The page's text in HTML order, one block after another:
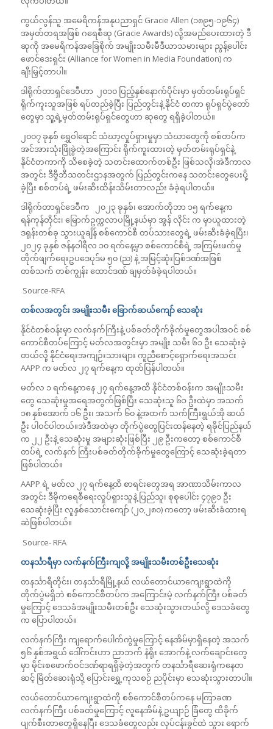
ကွယ်လွန်သူ အမေရိကန်အနုပညာရှင် Gracie Allen (၁၈၉၅-၁၉၆၄)
အမှတ်တရအဖြစ် ဂရေစီဆု (Gracie Awards) လို့အမည်ပေးထားတဲ့ ဒီ
ဆုကို အမေရိကန်အခြေစိုက် အမျိုးသမီးမီဒီယာသမားများ ညွန့်ပေါင်း
ဖောင်ဒေးရှင်း (Alliance for Women in Media Foundation) က
ချီးမြှင့်တာပါ။
ဒါရိုက်တာရှင်ဒေဝီဟာ ၂၀၁၀ ပြည့်နှစ်နောက်ပိုင်းမှာ မှတ်တမ်းရုပ်ရှင်
ရိုက်ကူးသူအဖြစ် ရပ်တည်ခဲ့ပြီး ပြည်တွင်းနဲ့ နိုင်ငံ တကာ ရုပ်ရှင်ပွဲတော်
တွေမှာ သူ့ရဲ့မှတ်တမ်းရုပ်ရှင်တွေဟာ ဆုတွေ ရရှိခဲ့ပါတယ်။
၂၀၀၇ ခုနှစ် ရွှေဝါရောင် သံဃာ့လှုပ်ရှားမှုမှာ သံဃာတွေကို စစ်တပ်က
အင်အားသုံးဖြိုခွဲတဲ့အကြောင်း ရိုက်ကူးထားတဲ့ မှတ်တမ်းရုပ်ရှင်နဲ့
နိုင်ငံတကာကို သိစေခဲ့တဲ့ သတင်းထောက်တစ်ဦး ဖြစ်သလို၊အဲဒီကာလ
အတွင်း ဒီဗွီဘီသတင်းဌာနအတွက် ပြည်တွင်းကနေ သတင်းတွေပေးပို့
ခဲ့ပြီး စစ်တပ်ရဲ့ ဖမ်းဆီးထိန်းသိမ်းတာလည်း ခံခဲ့ရပါတယ်။
ဒါရိုက်တာရှင်ဒေဝီက ၂၀၂၃ ခုနှစ်၊ အောက်တိုဘာ ၁၅ ရက်နေ့က
ရန်ကုန်တိုင်း၊ မြောက်ဥက္ကလာပမြို့နယ်မှာ အွန် လိုင်း က မှာယူထားတဲ့
ဒရုန်းတစ်ခု သွားယူချိန် စစ်ကောင်စီ တပ်သားတွေရဲ့ ဖမ်းဆီးခံခဲ့ရပြီး၊
၂၀၂၄ ခုနှစ် ဇန်နဝါရီလ ၁၀ ရက်နေ့မှာ စစ်ကောင်စီရဲ့ အကြမ်းဖက်မှု
တိုက်ဖျက်ရေးဥပဒေပုဒ်မ ၅၀ (ည) နဲ့ အမြင့်ဆုံးပြစ်ဒဏ်အဖြစ်
တစ်သက် တစ်ကျွန်း ထောင်ဒဏ် ချမှတ်ခံခဲ့ရပါတယ်။
Source-RFA
တစ်လအတွင်း အမျိုးသမီး ခြောက်ဆယ်ကျော် သေဆုံး
နိုင်ငံတစ်ဝန်းမှာ လက်နက်ကြီးနဲ့ ပစ်ခတ်တိုက်ခိုက်မှုတွေအပါအဝင် စစ်
ကောင်စီတပ်ကြောင့် မတ်လအတွင်းမှာ အမျိုး သမီး ၆၁ ဦး သေဆုံးခဲ့
တယ်လို့ နိုင်ငံရေးအကျဉ်းသားများ ကူညီစောင့်ရှောက်ရေးအသင်း
AAPP က မတ်လ ၂၇ ရက်နေ့က ထုတ်ပြန်ပါတယ်။
မတ်လ ၁ ရက်နေ့ကနေ ၂၇ ရက်နေ့အထိ နိုင်ငံတစ်ဝန်းက အမျိုးသမီး
တွေ သေဆုံးမှုအရေအတွက်ဖြစ်ပြီး သေဆုံးသူ ၆၁ ဦးထဲမှာ အသက်
၁၈ နှစ်အောက် ၁၆ ဦး၊ အသက် ၆၀ နဲ့အထက် သက်ကြီးရွယ်အို ဆယ်
ဦး ပါဝင်ပါတယ်။အဲဒီအထဲမှာ တိုက်ပွဲတွေပြင်းထန်နေတဲ့ ရခိုင်ပြည်နယ်
က ၂၂ ဦးနဲ့ သေဆုံးမှု အများဆုံးဖြစ်ပြီး ၂၉ ဦးကတော့ စစ်ကောင်စီ
တပ်ရဲ့ လက်နက် ကြီးပစ်ခတ်တိုက်ခိုက်မှုတွေကြောင့် သေဆုံးခဲ့ရတာ
ဖြစ်ပါတယ်။
AAPP ရဲ့ မတ်လ ၂၇ ရက်နေ့ထိ စာရင်းတွေအရ အာဏာသိမ်းကာလ
အတွင်း ဒီမိုကရေစီရေးလှုပ်ရှားသူနဲ့ ပြည်သူ၊ စုစုပေါင်း ၄၇၉၁ ဦး
သေဆုံးခဲ့ပြီး လူနှစ်သောင်းကျော် (၂၀,၂၈၀) ကတော့ ဖမ်းဆီးခံထားရ
ဆဲဖြစ်ပါတယ်။
Source- RFA
တနင်္သာရီမှာ လက်နက်ကြီးကျလို့ အမျိုးသမီးတစ်ဦးသေဆုံး
တနင်္သာရီတိုင်း၊ တနင်္သာရီမြို့နယ် လယ်တောင်ယာကျေးရွာထဲကို
တိုက်ပွဲမရှိဘဲ စစ်ကောင်စီတပ်က အကြောင်းမဲ့ လက်နက်ကြီး ပစ်ခတ်
မှုကြောင့် ဒေသခံအမျိုးသမီးတစ်ဦး သေဆုံးသွားတယ်လို့ ဒေသခံတွေ
က ပြောပါတယ်။
လက်နက်ကြီး ကျရောက်ပေါက်ကွဲမှုကြောင့် နေအိမ်မှာရှိနေတဲ့ အသက်
၅၆ နှစ်အရွယ် ဒေါ်ကင်းဟာ ညာဘက် နံရိုး အောက်နဲ့ လက်ချောင်းတွေ
မှာ မိုင်းစဖောက်ဝင်ဒဏ်ရာရရှိခဲ့တဲ့အတွက် တနင်္သာရီဆေးရုံကနေတ
ဆင့် မြိတ်ဆေးရုံသို့ ပြောင်းရွှေ့ကုသစဉ် ညပိုင်းမှာ သေဆုံးသွားတာပါ။
လယ်တောင်ယာကျေးရွာထဲကို စစ်ကောင်စီတပ်ကနေ မကြာခဏ
လက်နက်ကြီး ပစ်ခတ်မှုကြောင့် လူနေအိမ်နဲ့ ဥယျာဉ် ခြံတွေ ထိခိုက်
ပျက်စီးတာတွေရှိနေပြီး ဒေသခံတွေလည်း လုပ်ငန်းခွင်ထဲ သွား ရောက်